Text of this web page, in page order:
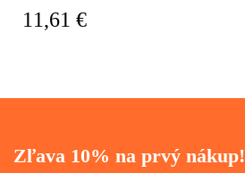
nepovšimnutá, avšak pozornosť
11,61 €
Zľava 10% na prvý nákup!